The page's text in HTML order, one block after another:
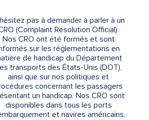
pas à demander à parler à un
(Complaint Resolution Official).
Nos CRO ont été formés et sont
sur les réglementations en
de handicap du Département
transports des États-Unis (DOT),
ainsi que sur nos politiques et
concernant les passagers
un handicap. Nos CRO sont
disponibles dans tous les ports
et navires américains.